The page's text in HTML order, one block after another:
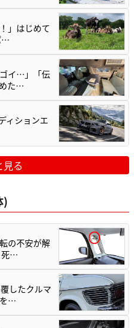
」はじめて
…
ゴイ…」「伝
た…
ィションエ
見る
)
の不安が解
死…
したクルマ
を…